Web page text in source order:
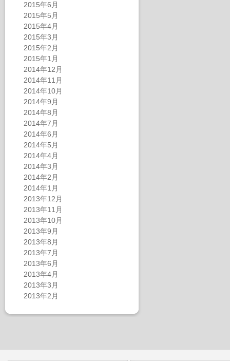
2015年6月
2015年5月
2015年4月
2015年3月
2015年2月
2015年1月
2014年12月
2014年11月
2014年10月
2014年9月
2014年8月
2014年7月
2014年6月
2014年5月
2014年4月
2014年3月
2014年2月
2014年1月
2013年12月
2013年11月
2013年10月
2013年9月
2013年8月
2013年7月
2013年6月
2013年4月
2013年3月
2013年2月